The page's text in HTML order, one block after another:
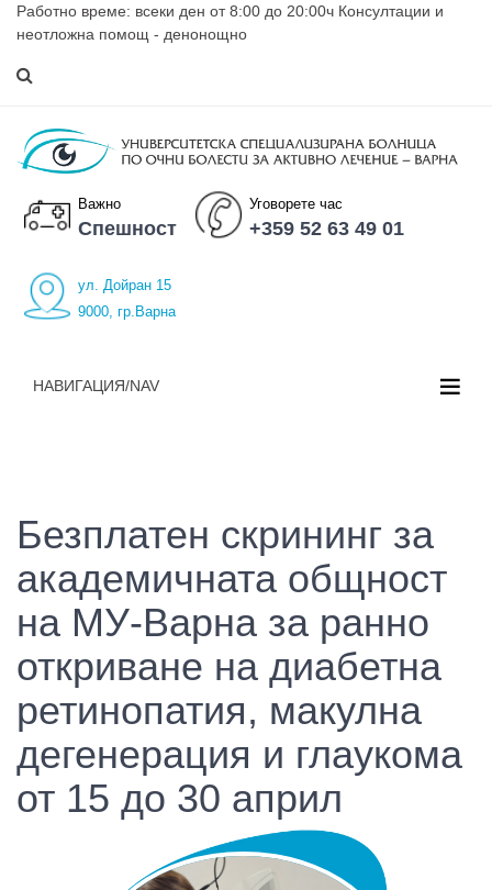
Работно време: всеки ден от 8:00 до 20:00ч Консултации и
неотложна помощ - денонощно
Важно
Спешност
Уговорете час
+359 52 63 49 01
ул. Дойран 15
9000, гр.Варна
НАВИГАЦИЯ/NAV
Безплатен скрининг за
академичната общност
на МУ-Варна за ранно
откриване на диабетна
ретинопатия, макулна
дегенерация и глаукома
от 15 до 30 април